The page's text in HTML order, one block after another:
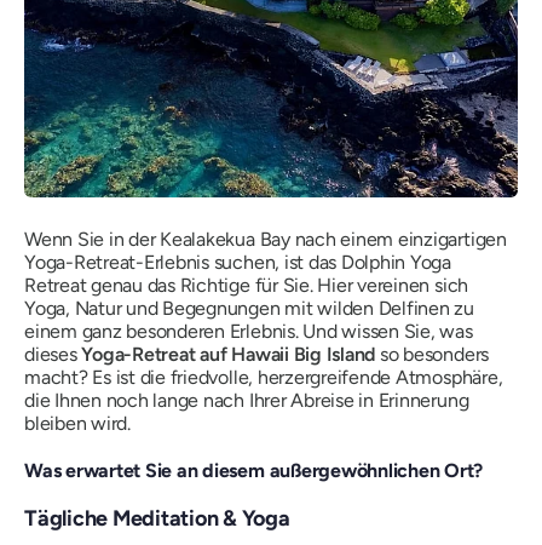
Wenn Sie in der Kealakekua Bay nach einem einzigartigen
Yoga-Retreat-Erlebnis suchen, ist das Dolphin Yoga
Retreat genau das Richtige für Sie. Hier vereinen sich
Yoga, Natur und Begegnungen mit wilden Delfinen zu
einem ganz besonderen Erlebnis. Und wissen Sie, was
diesesYoga-Retreat auf Hawaii Big Island so besonders
macht? Es ist die friedvolle, herzergreifende Atmosphäre,
die Ihnen noch lange nach Ihrer Abreise in Erinnerung
bleiben wird.
Was erwartet Sie an diesem außergewöhnlichen Ort?
Tägliche Meditation & Yoga